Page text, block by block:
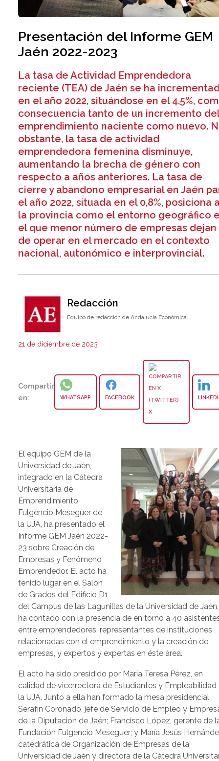
Presentación del Informe GEM
Jaén 2022-2023
La tasa de Actividad Emprendedora
reciente (TEA) de Jaén se ha
en el año 2022, situándose en el 4,5%,
consecuencia tanto de un incremento
emprendimiento naciente como nuevo.
obstante, la tasa de actividad
emprendedora femenina disminuye,
aumentando la brecha de género con
respecto a años anteriores. La tasa de
cierre y abandono empresarial en Jaén
el año 2022, situada en el 0,8%, posiciona
la provincia como el entorno geográfico
el que menor número de empresas dejan
de operar en el mercado en el contexto
nacional, autonómico e interprovincial.
Redacción
Equipo de redacción de Andalucía Económica.
21 de diciembre de 2023
Compartir
en:
WHATSAPP FACEBOOK
X
El equipo GEM de la
Universidad de Jaén,
integrado en la Cátedra
Universitaria de
Emprendimiento
Fulgencio Meseguer de
la UJA, ha presentado el
Informe GEM Jaén 2022-
23 sobre Creación de
Empresas y Fenómeno
Emprendedor. El acto ha
tenido lugar en el Salón
de Grados del Edificio D1
del Campus de las Lagunillas de la Universidad de
ha contado con la presencia de en torno a 40
entre emprendedores, representantes de instituciones
relacionadas con el emprendimiento y la creación de
empresas, y expertos y expertas en éste área.
El acto ha sido presidido por María Teresa Pérez, en
calidad de vicerrectora de Estudiantes y Empleabilidad
la UJA. Junto a ella han formado la mesa presidencial
Serafín Coronado, jefe de Servicio de Empleo y
de la Diputación de Jaén; Francisco López, gerente de
Fundación Fulgencio Meseguer; y María Jesús
catedrática de Organización de Empresas de la
Universidad de Jaén y directora de la Cátedra